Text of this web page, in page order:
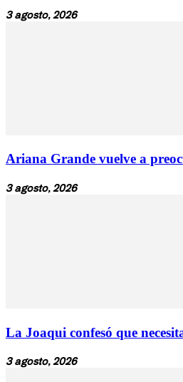
3 agosto, 2026
Ariana Grande vuelve a
3 agosto, 2026
La Joaqui confesó que
3 agosto, 2026